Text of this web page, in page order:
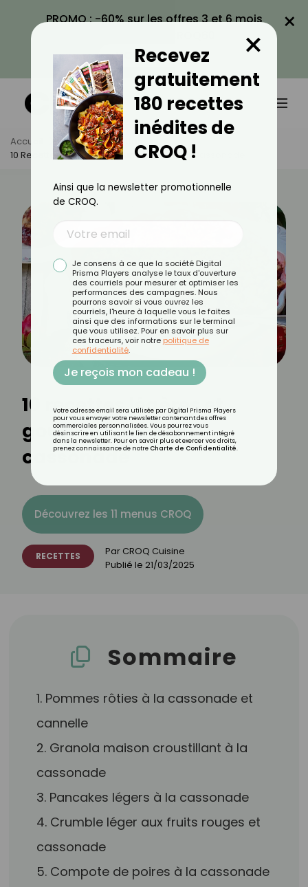
PROMO : -60% sur les offres 3 et 6 mois
VOIR LA PROMO
×
Accueil Actus
Recettes
10 Recettes Légères Et Gourmandes À La Cassonade
10 recettes légères et
gourmandes à la
cassonade
Découvrez les 11 menus CROQ
RECETTES Par CROQ Cuisine
Publié le 21/03/2025
Sommaire
1. Pommes rôties à la cassonade et
cannelle
2. Granola maison croustillant à la
cassonade
3. Pancakes légers à la cassonade
4. Crumble léger aux fruits rouges et
cassonade
5. Compote de poires à la cassonade
Recevez
gratuitement
180 recettes
inédites de
CROQ !
×
Ainsi que la newsletter promotionnelle
de CROQ.
Je consens à ce que la société Digital
Prisma Players analyse le taux d'ouverture
des courriels pour mesurer et optimiser les
performances des campagnes. Nous
pourrons savoir si vous ouvrez les
courriels, l'heure à laquelle vous le faites
ainsi que des informations sur le terminal
que vous utilisez. Pour en savoir plus sur
ces traceurs, voir notre politique de
confidentialité.
Je reçois mon cadeau !
Votre adresse email sera utilisée par Digital Prisma Players
pour vous envoyer votre newsletter contenant des offres
commerciales personnalisées. Vous pourrez vous
désinscrire en utilisant le lien de désabonnement intégré
dans la newsletter. Pour en savoir plus et exercer vos droits,
prenez connaissance de notre Charte de Confidentialité.